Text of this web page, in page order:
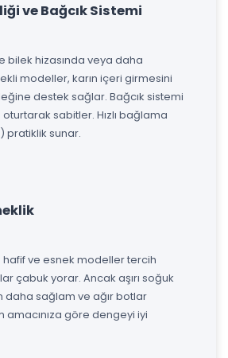
ve Bağcık Sistemi
bilek hizasında veya daha
modeller, karın içeri girmesini
destek sağlar. Bağcık sistemi
sabitler. Hızlı bağlama
pratiklik sunar.
hafif ve esnek modeller tercih
çabuk yorar. Ancak aşırı soğuk
daha sağlam ve ağır botlar
amacınıza göre dengeyi iyi